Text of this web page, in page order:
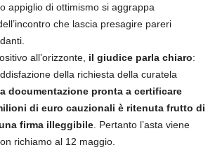
appiglio di ottimismo si aggrappa
che lascia presagire pareri
all’orizzonte, il giudice parla chiaro:
della richiesta della curatela
documentazione pronta a certificare
di euro cauzionali è ritenuta frutto di
firma illeggibile . Pertanto l’asta viene
richiamo al 12 maggio.